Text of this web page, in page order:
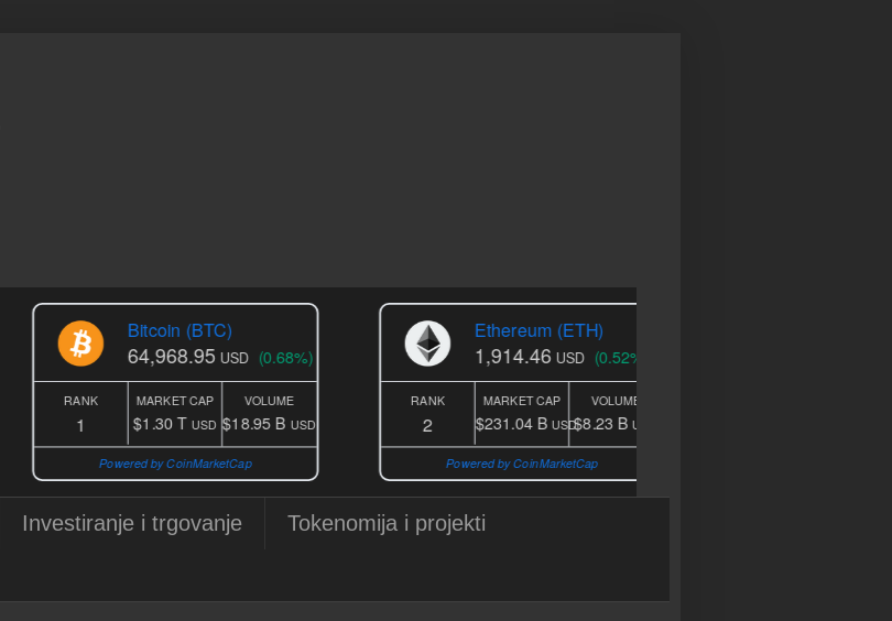
Bitcoin (BTC)
64,968.95 USD (0.68%)
MARKET CAP
$1.30 T
VOLUME
$18.95 B USD
Powered by CoinMarketCap
Ethereum (ETH)
1,914.46 USD (0.52%)
MARKET CAP
$231.04 B USD
VOLUME
$8.23 B USD
Powered by CoinMarketCap
Investiranje i trgovanje Tokenomija i projekti